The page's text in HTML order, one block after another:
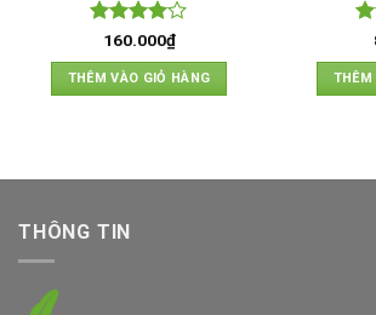
Được
xếp hạng
45 sao
160.000₫
THÊM VÀO GIỎ HÀNG THÊM
THÔNG TIN